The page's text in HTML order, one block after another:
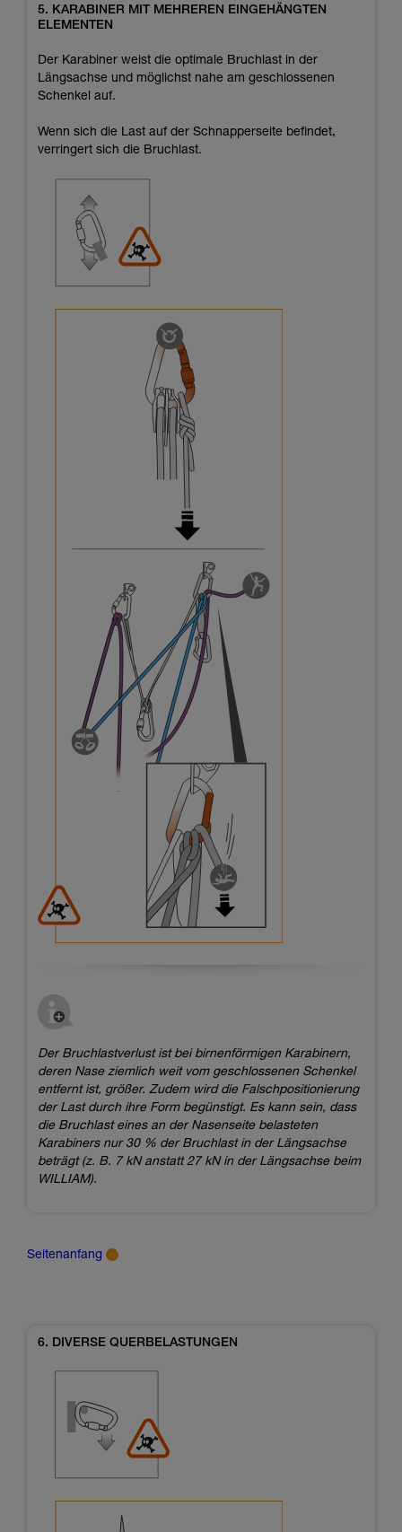
5. KARABINER MIT MEHREREN EINGEHÄNGTEN
ELEMENTEN
Der Karabiner weist die optimale Bruchlast in der
Längsachse und möglichst nahe am geschlossenen
Schenkel auf.
Wenn sich die Last auf der Schnapperseite befindet,
verringert sich die Bruchlast.
Der Bruchlastverlust ist bei birnenförmigen Karabinern,
deren Nase ziemlich weit vom geschlossenen Schenkel
entfernt ist, größer. Zudem wird die Falschpositionierung
der Last durch ihre Form begünstigt. Es kann sein, dass
die Bruchlast eines an der Nasenseite belasteten
Karabiners nur 30 % der Bruchlast in der Längsachse
beträgt (z. B. 7 kN anstatt 27 kN in der Längsachse beim
WILLIAM).
Seitenanfang
6. DIVERSE QUERBELASTUNGEN